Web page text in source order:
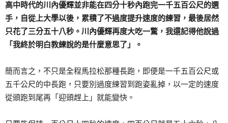
高中時代的川內優輝並非能在四分十秒內跑完一千五百公尺的選
手，自從上大學以後，累積了不過度提升速度的練習，最後居然
只花了三分五十八秒。川內優輝再度大吃一驚，我還記得他說過
「我終於明白教練說的是什麼意思了」。
簡而言之，不只是全程馬拉松那種長跑，即便是一千五百公尺或
五千公尺的中長跑，只要別過度練習到跑姿亂掉，以一定的速度
從頭跑到尾再「迎頭趕上」就能變快。